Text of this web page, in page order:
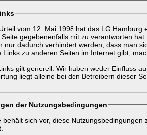
vom 12. Mai 1998 hat das LG
gegebenenfalls mit zu verantworten hat.
nur dadurch verhindert werden, dass man
Links zu anderen Seiten im Internet gibt,
gilt generell: Wir haben weder Einfluss
liegt alleine bei den Betreibern dieser
der Nutzungsbedingungen
behält sich vor, diese